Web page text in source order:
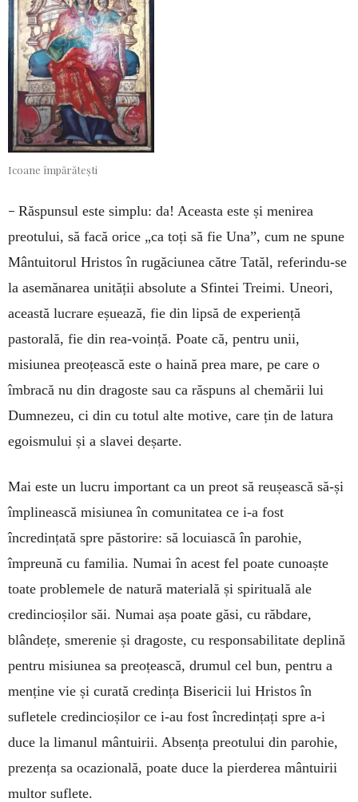
Icoane împărătești
– Răspunsul este simplu: da! Aceasta este și menirea
preotului, să facă orice „ca toți să fie Una”, cum ne spune
Mântuitorul Hristos în rugăciunea către Tatăl, referindu-se
la asemănarea unității absolute a Sfintei Treimi. Uneori,
această lucrare eșuează, fie din lipsă de experiență
pastorală, fie din rea-voință. Poate că, pentru unii,
misiunea preoțească este o haină prea mare, pe care o
îmbracă nu din dragoste sau ca răspuns al chemării lui
Dumnezeu, ci din cu totul alte motive, care țin de latura
egoismului și a slavei deșarte.
Mai este un lucru important ca un preot să reușească să-și
împlinească misiunea în comunitatea ce i-a fost
încredințată spre păstorire: să locuiască în parohie,
împreună cu familia. Numai în acest fel poate cunoaște
toate problemele de natură materială și spirituală ale
credincioșilor săi. Numai așa poate găsi, cu răbdare,
blândețe, smerenie și dragoste, cu responsabilitate deplină
pentru misiunea sa preoțească, drumul cel bun, pentru a
menține vie și curată credința Bisericii lui Hristos în
sufletele credincioșilor ce i-au fost încredințați spre a-i
duce la limanul mântuirii. Absența preotului din parohie,
prezența sa ocazională, poate duce la pierderea mântuirii
multor suflete.